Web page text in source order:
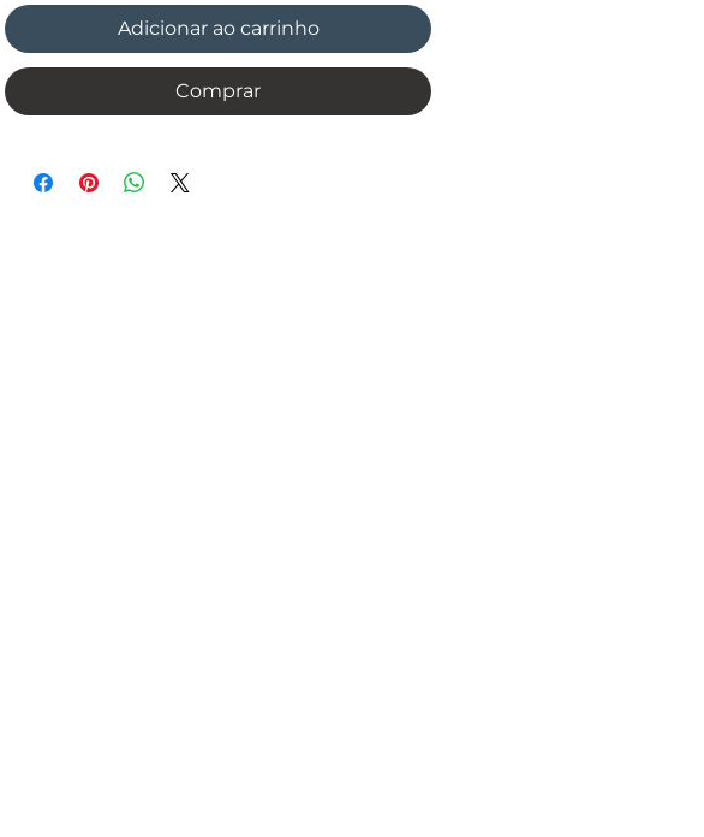
Adicionar ao carrinho
Comprar